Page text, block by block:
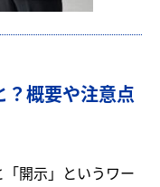
？概要や注意点
開示」というワー